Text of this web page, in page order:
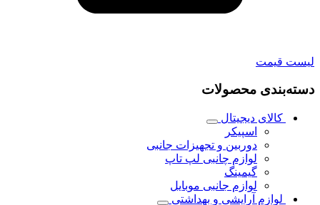
لیست قیمت
دسته‌بندی محصولات
کالای دیجیتال
اسپیکر
دوربین و تجهیزات جانبی
لوازم چانبی لپ تاپ
گیمینگ
لوازم جانبی موبایل
لوازم آرایشی و بهداشتی